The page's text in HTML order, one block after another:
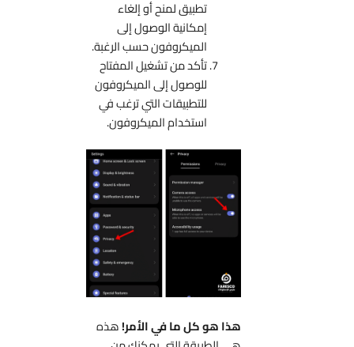
تطبيق لمنح أو إلغاء
إمكانية الوصول إلى
الميكروفون حسب الرغبة.
تأكد من تشغيل المفتاح
للوصول إلى الميكروفون
للتطبيقات التي ترغب في
استخدام الميكروفون.
هذا هو كل ما في الأمر!هذه